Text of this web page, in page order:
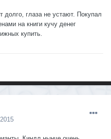
глаза не устают. Покупал
на книги кучу денег
купить.